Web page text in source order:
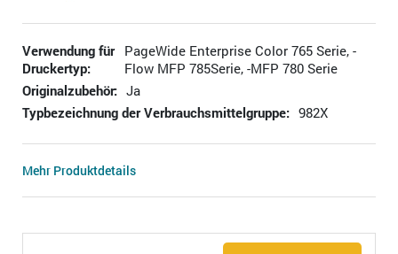
Verwendung für
Druckertyp:
PageWide Enterprise Color 765 Serie, -
Flow MFP 785Serie, -MFP 780 Serie
Originalzubehör: Ja
Typbezeichnung der Verbrauchsmittelgruppe: 982X
Mehr Produktdetails